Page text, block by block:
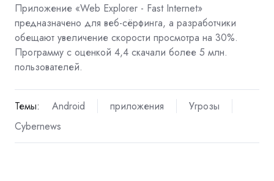
Приложение «Web Explorer - Fast Internet»
предназначено для веб-сёрфинга, а разработчики
обещают увеличение скорости просмотра на 30%.
Программу с оценкой 4,4 скачали более 5 млн.
пользователей.
Темы: Android приложения
Угрозы
Cybernews